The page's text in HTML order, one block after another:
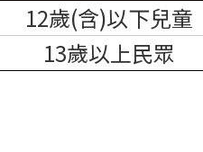
12歲(含)以下兒童
13歲以上民眾